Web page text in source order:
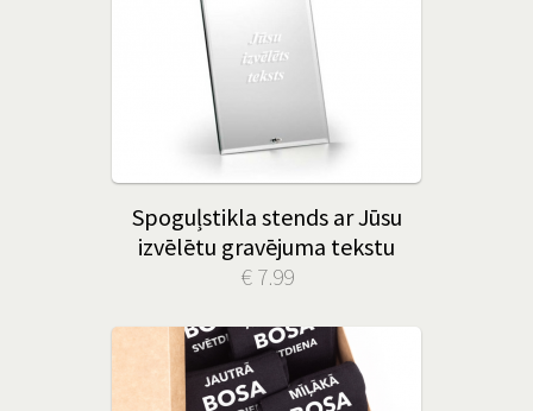
Spoguļstikla stends ar Jūsu
izvēlētu gravējuma tekstu
€ 7.99